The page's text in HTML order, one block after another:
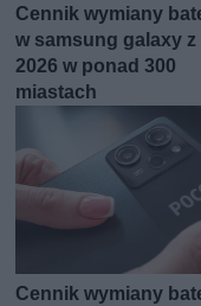
Cennik wymiany
w samsung galaxy z
2026 w ponad 300
miastach
Cennik wymiany